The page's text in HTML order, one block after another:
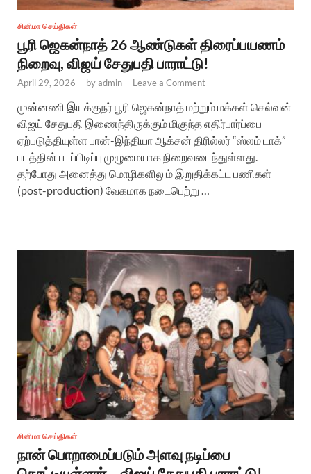
சினிமா செய்திகள்
பூரி ஜெகன்நாத் 26 ஆண்டுகள் திரைப்பயணம்
நிறைவு, விஜய் சேதுபதி பாராட்டு!
April 29, 2026 - byadmin - Leave a Comment
முன்னணி இயக்குநர் பூரி ஜெகன்நாத் மற்றும் மக்கள் செல்வன்
விஜய் சேதுபதி இணைந்திருக்கும் மிகுந்த எதிர்பார்ப்பை
ஏற்படுத்தியுள்ள பான்-இந்தியா ஆக்சன் திரில்லர் “ஸ்லம் டாக்”
படத்தின் படப்பிடிப்பு முழுமையாக நிறைவடைந்துள்ளது.
தற்போது அனைத்து மொழிகளிலும் இறுதிக்கட்ட பணிகள்
(post-production) வேகமாக நடைபெற்று …
சினிமா செய்திகள்
நான் பொறாமைப்படும் அளவு நடிப்பை